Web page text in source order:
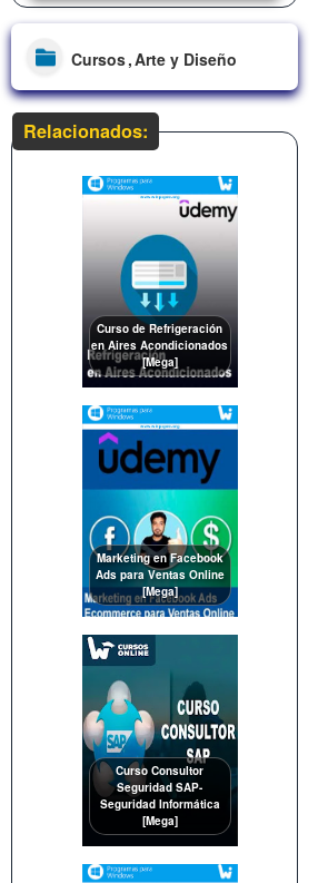
Cursos Arte y Diseño
Relacionados:
Curso de Refrigeración
en Aires Acondicionados
[Mega]
Marketing en Facebook
Ads para Ventas Online
[Mega]
Curso Consultor
Seguridad SAP-
Seguridad Informática
[Mega]